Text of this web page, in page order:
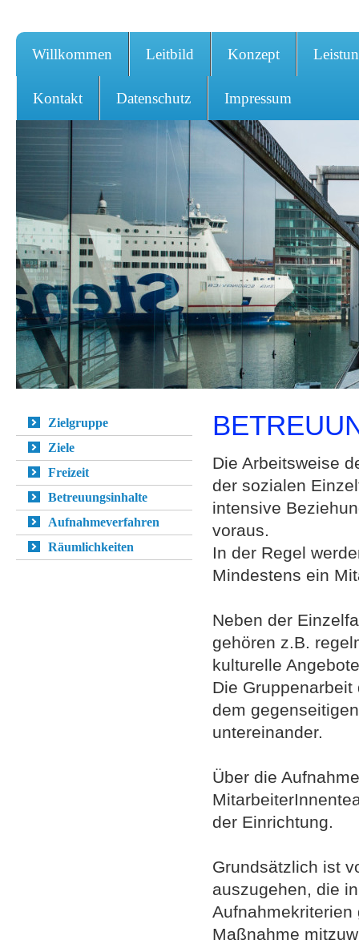
Willkommen Leitbild Konzept
Kontakt Datenschutz Impressum
Zielgruppe
Ziele
Freizeit
Betreuungsinhalte
Aufnahmeverfahren
Räumlichkeiten
Die Arbeitsweise
der sozialen
intensive
voraus.
In der Regel
Mindestens ein
Neben der
gehören z.B.
kulturelle
Die
dem
untereinander.
Über die
der Einrichtung.
Grundsätzlich ist
auszugehen, die
Aufnahmekriterien
Maßnahme